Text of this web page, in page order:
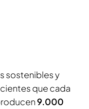
sostenibles y
que cada
9.000